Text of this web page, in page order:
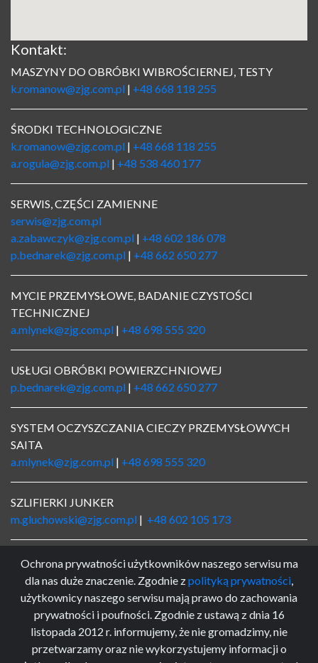
Kontakt:
MASZYNY DO OBRÓBKI WIBROŚCIERNEJ, TESTY
k.romanow@zjg.com.pl | +48 668 118 255
ŚRODKI TECHNOLOGICZNE
k.romanow@zjg.com.pl | +48 668 118 255
a.rogula@zjg.com.pl | +48 538 460 177
SERWIS, CZĘŚCI ZAMIENNE
serwis@zjg.com.pl
a.zabawczyk@zjg.com.pl | +48 602 186 078
p.bednarek@zjg.com.pl | +48 662 650 277
MYCIE PRZEMYSŁOWE, BADANIE CZYSTOŚCI
TECHNICZNEJ
a.mlynek@zjg.com.pl | +48 698 555 320
USŁUGI OBRÓBKI POWIERZCHNIOWEJ
p.bednarek@zjg.com.pl | +48 662 650 277
SYSTEM OCZYSZCZANIA CIECZY PRZEMYSŁOWYCH
SAITA
a.mlynek@zjg.com.pl | +48 698 555 320
SZLIFIERKI JUNKER
m.gluchowski@zjg.com.pl | +48 602 105 173
LOGISTYKA
logistyka@zjg.com.pl|+48 662 650 234
KSIĘGOWOŚĆ
ksiegowosc@zjg.com.pl|+48 32 234 66 45 w. 26
Ochrona prywatności użytkowników naszego serwisu ma
dla nas duże znaczenie. Zgodnie zpolityką prywatności,
użytkownicy naszego serwisu mają prawo do zachowania
prywatności i poufności. Zgodnie z ustawą z dnia 16
listopada 2012 r. informujemy, że nie gromadzimy, nie
przetwarzamy oraz nie wykorzystujemy informacji o